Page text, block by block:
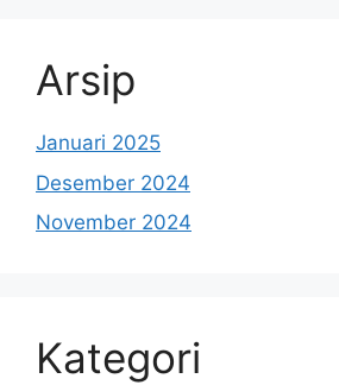
Arsip
Januari 2025
Desember 2024
November 2024
Kategori